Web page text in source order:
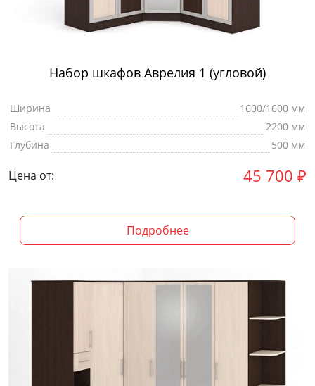
Набор шкафов Аврелия 1 (угловой)
Ширина
1600/1600 мм
Высота
2200 мм
Глубина
500 мм
Цена от: 45 700 ₽
Подробнее